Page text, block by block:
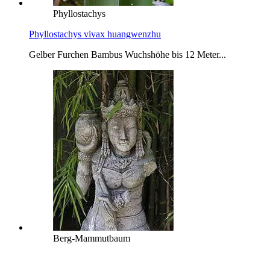
Phyllostachys
Phyllostachys vivax huangwenzhu
Gelber Furchen Bambus Wuchshöhe bis 12 Meter...
Berg-Mammutbaum